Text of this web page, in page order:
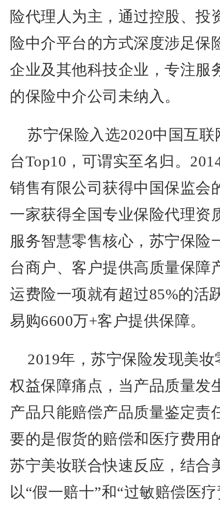
险代理人为主，通过控股、投
险中介平台的方式深度涉足保
企业及其他科技企业，专注服
的保险中介公司未纳入。
苏宁保险入选2020中国互
台Top10，可谓实至名归。
销售有限公司获得中国保监会
一家获得全国专业保险代理资
服务智慧零售核心，苏宁保险
台商户、客户提供高质量保障
运费险一项就有超过85%的活
易购6600万+客户提供保障。
2019年，苏宁保险发现美
权益保障痛点，当产品质量发
产品只能赔偿产品质量鉴定责
要的是假货的赔偿和医疗费用
苏宁美妆联合快速反应，结合
以“假一赔十”和“过敏赔偿医